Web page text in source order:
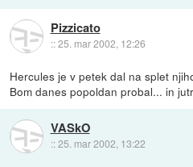
Pizzicato
::25. mar 2002, 12:26
Hercules je v petek dal na splet
Bom danes popoldan probal... in
VASkO
::25. mar 2002, 13:22